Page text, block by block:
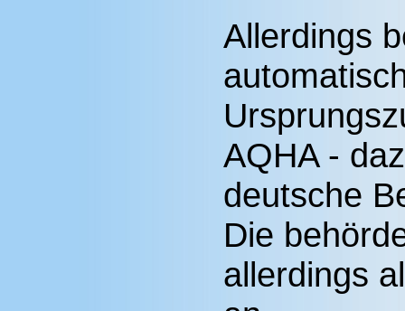
Allerdings
AQHA -
deutsche
Die
allerdings